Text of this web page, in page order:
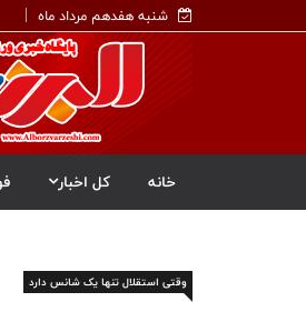
شنبه هفدهم مرداد ماه
خانه کل اخبار
وقتی استقلال تنها یک شانس دارد